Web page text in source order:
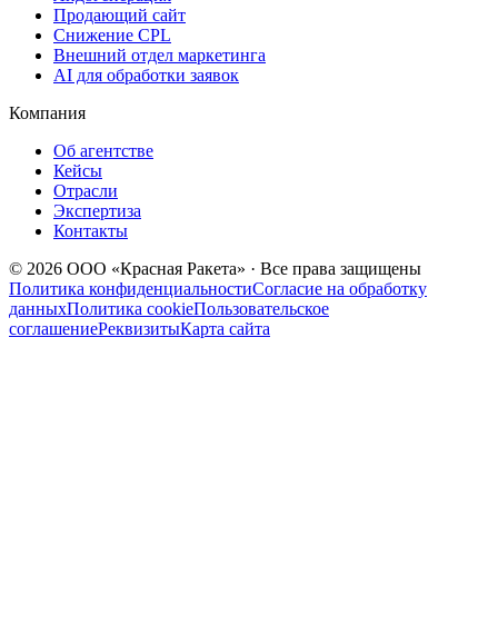
Продающий сайт
Снижение CPL
Внешний отдел маркетинга
AI для обработки заявок
Компания
Об агентстве
Кейсы
Отрасли
Экспертиза
Контакты
© 2026 ООО «Красная Ракета» · Все права защищены
Политика конфиденциальностиСогласие на обработку
данныхПолитика cookieПользовательское
соглашениеРеквизитыКарта сайта